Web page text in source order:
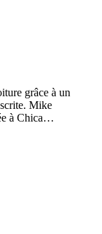
grâce à un
Mike
à Chica…